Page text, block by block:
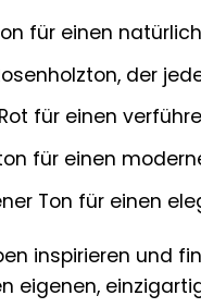
für einen
der
für einen
für einen
Ton für einen
inspirieren und
eigenen,